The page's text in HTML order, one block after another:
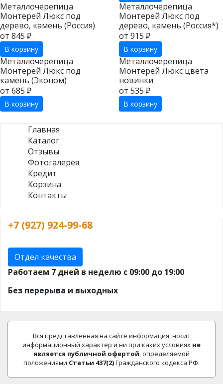
Металлочерепица
Монтерей Люкс под
дерево, камень (Россия)
от 845 ₽
В корзину
Металлочерепица
Монтерей Люкс под
дерево, камень (Россия*)
от 915 ₽
В корзину
Металлочерепица
Монтерей Люкс под
камень (Эконом)
от 685 ₽
В корзину
Металлочерепица
Монтерей Люкс цвета
новинки
от 535 ₽
В корзину
Главная
Каталог
Отзывы
Фотогалерея
Кредит
Корзина
Контакты
+7 (927) 924-99-68
Отдел качества
Работаем 7 дней в неделю с 09:00 до 19:00
Без перерыва и выходных
Вся представленная на сайте информация, носит
информационный характер и ни при каких условиях не
является публичной офертой, определяемой
положениями Статьи 437(2)Гражданского кодекса РФ.